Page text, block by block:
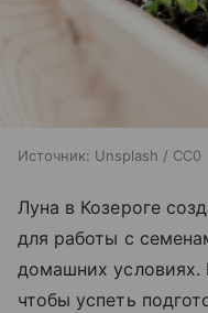
Источник: Unsplash / CC0
Луна в Козероге
для работы с
домашних условиях.
чтобы успеть